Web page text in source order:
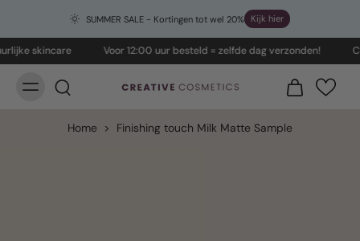
SUMMER SALE - Kortingen tot wel 20% Kijk hier
skincare Voor 12:00 uur besteld = zelfde dag verzonden!
Home > Finishing touch Milk Matte Sample